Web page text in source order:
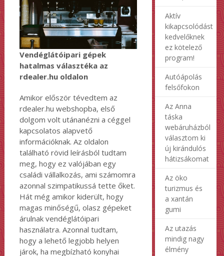
Vendéglátóipari gépek
hatalmas választéka az
rdealer.hu oldalon
Amikor először tévedtem az
rdealer.hu webshopba, első
dolgom volt utánanézni a céggel
kapcsolatos alapvető
információknak. Az oldalon
található rövid leírásból tudtam
meg, hogy ez valójában egy
családi vállalkozás, ami számomra
azonnal szimpatikussá tette őket.
Hát még amikor kiderült, hogy
magas minőségű, olasz gépeket
árulnak vendéglátóipari
használatra. Azonnal tudtam,
hogy a lehető legjobb helyen
járok, ha megbízható konyhai
Aktív
kikapcsolódást
kedvelőknek
ez kötelező
program!
Autóápolás
felsőfokon
Az Anna
táska
webáruházból
választom ki
új kirándulós
hátizsákomat
Az öko
turizmus és
a xantán
gumi
Az utazás
mindig nagy
élmény